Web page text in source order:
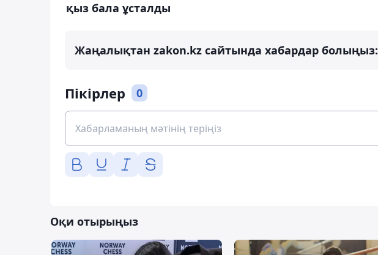
қыз бала ұсталды
Жаңалықтан zakon.kz сайтында хабардар болыңыз:
Пікірлер 0
Оқи отырыңыз